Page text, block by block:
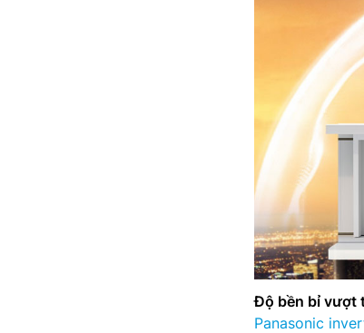
Độ bền bỉ vượt
Panasonic